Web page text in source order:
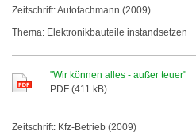
Zeitschrift: Autofachmann (2009)
Thema: Elektronikbauteile instandsetzen
"Wir können alles - außer teuer"
PDF (411 kB)
Zeitschrift: Kfz-Betrieb (2009)